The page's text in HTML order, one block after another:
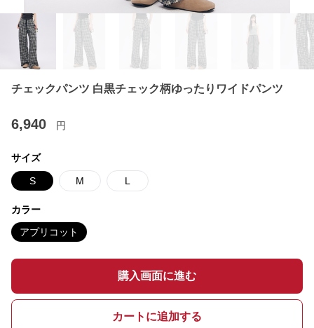
チェックパンツ 白黒チェック柄ゆったりワイドパンツ
6,940 円
サイズ
S M L
カラー
アプリコット
購入画面に進む
カートに追加する